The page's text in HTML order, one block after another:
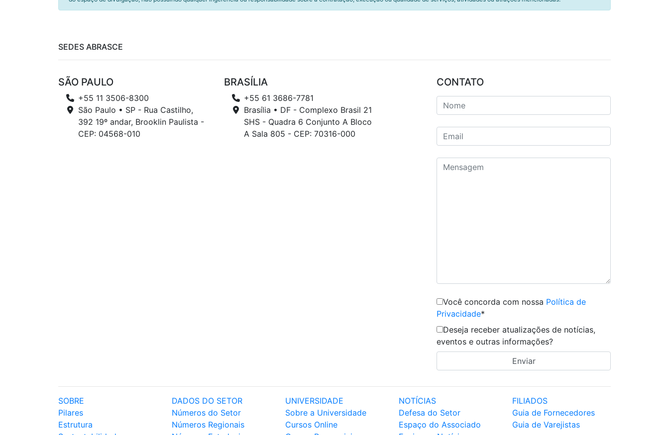
SEDES ABRASCE
SÃO PAULO
+55 11 3506-8300
São Paulo • SP - Rua Castilho,
392 19º andar, Brooklin Paulista -
CEP: 04568-010
BRASÍLIA
+55 61 3686-7781
Brasília • DF - Complexo Brasil 21
SHS - Quadra 6 Conjunto A Bloco
A Sala 805 - CEP: 70316-000
CONTATO
Você concorda com nossa Política de
Privacidade*
Deseja receber atualizações de notícias,
eventos e outras informações?
SOBRE
Pilares
Estrutura
DADOS DO SETOR
Números do Setor
Números Regionais
UNIVERSIDADE
Sobre a Universidade
Cursos Online
NOTÍCIAS
Defesa do Setor
Espaço do Associado
FILIADOS
Guia de Fornecedores
Guia de Varejistas